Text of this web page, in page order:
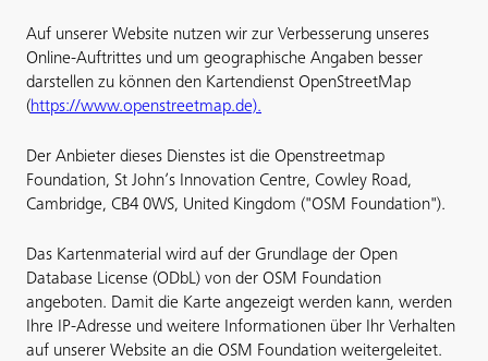
Auf unserer Website nutzen wir zur Verbesserung unseres
Online-Auftrittes und um geographische Angaben besser
darstellen zu können den Kartendienst OpenStreetMap
(https://www.openstreetmap.de).
Der Anbieter dieses Dienstes ist die Openstreetmap
Foundation, St John’s Innovation Centre, Cowley Road,
Cambridge, CB4 0WS, United Kingdom ("OSM Foundation").
Das Kartenmaterial wird auf der Grundlage der Open
Database License (ODbL) von der OSM Foundation
angeboten. Damit die Karte angezeigt werden kann, werden
Ihre IP-Adresse und weitere Informationen über Ihr Verhalten
auf unserer Website an die OSM Foundation weitergeleitet.